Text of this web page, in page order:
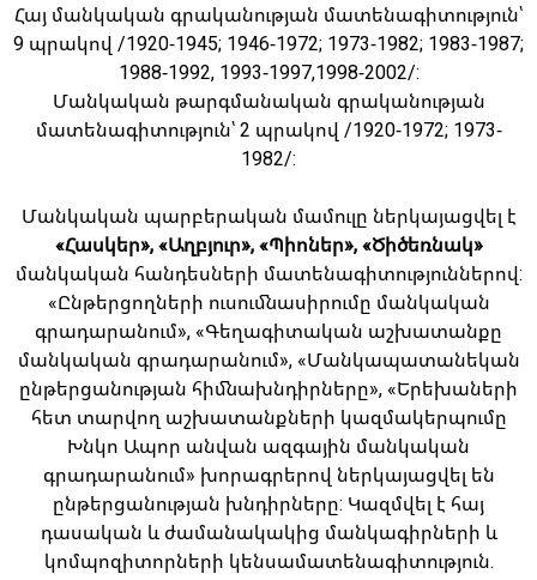
Հայ մանկական գրականության մատենագիտություն՝
9 պրակով /1920-1945; 1946-1972; 1973-1982; 1983-1987;
1988-1992, 1993-1997,1998-2002/:
Մանկական թարգմանական գրականության
մատենագիտություն՝ 2 պրակով /1920-1972; 1973-
1982/:
Մանկական պարբերական մամուլը ներկայացվել է
«Հասկեր», «Աղբյուր», «Պիոներ», «Ծիծեռնակ»
մանկական հանդեսների մատենագիտություններով:
«Ընթերցողների ուսումնասիրումը մանկական
գրադարանում», «Գեղագիտական աշխատանքը
մանկական գրադարանում», «Մանկապատանեկան
ընթերցանության հիմնախնդիրները», «Երեխաների
հետ տարվող աշխատանքների կազմակերպումը
Խնկո Ապոր անվան ազգային մանկական
գրադարանում» խորագրերով ներկայացվել են
ընթերցանության խնդիրները: Կազմվել է հայ
դասական և ժամանակակից մանկագիրների և
կոմպոզիտորների կենսամատենագիտություն.